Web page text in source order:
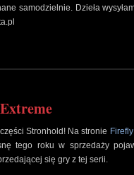
samodzielnie. Dzieła
Stronhold! Na stronie
tego roku w sprzedaży
się gry z tej serii.